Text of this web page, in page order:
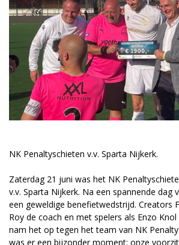
NK Penaltyschieten v.v. Sparta Nijkerk.
Zaterdag 21 juni was het NK
v.v. Sparta Nijkerk. Na een spannende dag
een geweldige benefietwedstrijd. Creators
Roy de coach en met spelers als Enzo
nam het op tegen het team van NK
was er een bijzonder moment: onze